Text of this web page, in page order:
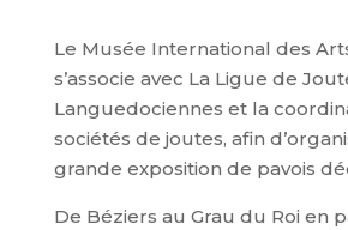
Le Musée International des
s’associe avec La Ligue de
Languedociennes et la
sociétés de joutes, afin
grande exposition de pavois
De Béziers au Grau du Roi en